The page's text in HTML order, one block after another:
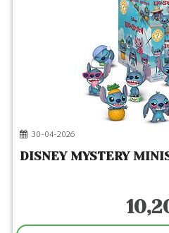
30-04-2026
DISNEY MYSTERY